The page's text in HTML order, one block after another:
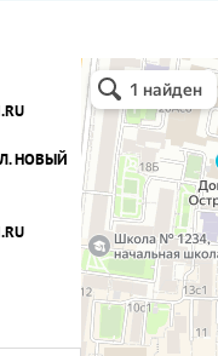
НОВЫЙ